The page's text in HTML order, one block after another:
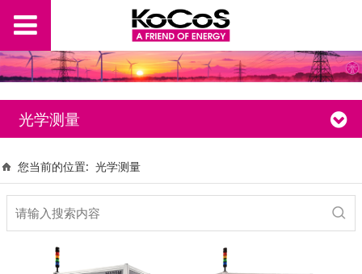
光学测量
您当前的位置: 光学测量